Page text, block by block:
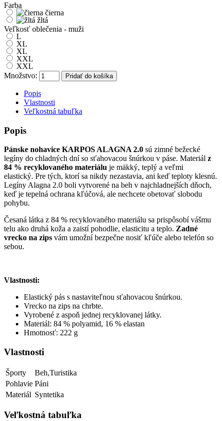
Farba
čierna
žltá
Veľkosť oblečenia - muži
L
XL
XL
XXL
XXL
Množstvo:
Pridať do košíka
Popis
Vlastnosti
Veľkostná tabuľka
Popis
Pánske nohavice KARPOS ALAGNA 2.0 sú zimné bežecké
legíny do chladných dní so sťahovacou šnúrkou v páse. Materiál z
84 % recyklovaného materiálu je mäkký, teplý a veľmi
elastický. Pre tých, ktorí sa nikdy nezastavia, ani keď teploty klesnú.
Legíny Alagna 2.0 boli vytvorené na beh v najchladnejších dňoch,
keď je tepelná ochrana kľúčová, ale nechcete obetovať slobodu
pohybu.
Česaná látka z 84 % recyklovaného materiálu sa prispôsobí vášmu
telu ako druhá koža a zaistí pohodlie, elasticitu a teplo. Zadné
vrecko na zips vám umožní bezpečne nosiť kľúče alebo telefón so
sebou.
Vlastnosti:
Elastický pás s nastaviteľnou sťahovacou šnúrkou.
Vrecko na zips na chrbte.
Vyrobené z aspoň jednej recyklovanej látky.
Materiál: 84 % polyamid, 16 % elastan
Hmotnosť: 222 g
Vlastnosti
Športy
Beh,Turistika
Pohlavie Páni
Materiál Syntetika
Veľkostná tabuľka